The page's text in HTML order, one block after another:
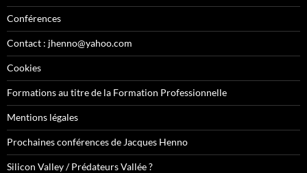
Conférences
Contact : jhenno@yahoo.com
Cookies
Formations au titre de la Formation Professionnelle
Mentions légales
Prochaines conférences de Jacques Henno
Silicon Valley / Prédateurs Vallée ?